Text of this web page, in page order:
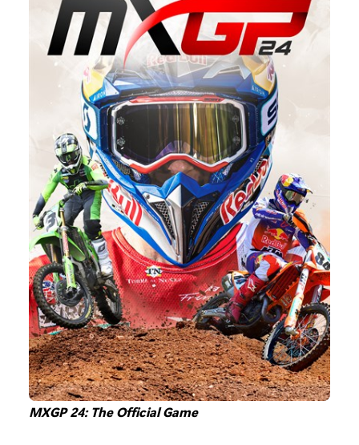
MXGP 24: The Official Game